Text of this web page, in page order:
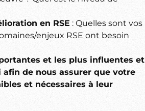
en RSE : Quelles sont vos
enjeux RSE ont besoin
et les plus influentes et
de nous assurer que votre
et nécessaires à leur